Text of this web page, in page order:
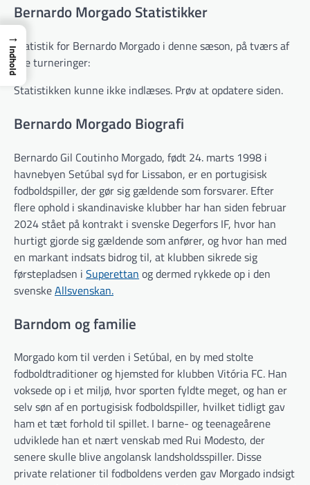
Bernardo Morgado Statistikker
Statistik for Bernardo Morgado i denne sæson, på tværs af
alle turneringer:
Statistikken kunne ikke indlæses. Prøv at opdatere siden.
Bernardo Morgado Biografi
Bernardo Gil Coutinho Morgado, født 24. marts 1998 i
havnebyen Setúbal syd for Lissabon, er en portugisisk
fodboldspiller, der gør sig gældende som forsvarer. Efter
flere ophold i skandinaviske klubber har han siden februar
2024 stået på kontrakt i svenske Degerfors IF, hvor han
hurtigt gjorde sig gældende som anfører, og hvor han med
en markant indsats bidrog til, at klubben sikrede sig
førstepladsen i Superettan og dermed rykkede op i den
svenskeAllsvenskan.
Barndom og familie
Morgado kom til verden i Setúbal, en by med stolte
fodboldtraditioner og hjemsted for klubben Vitória FC. Han
voksede op i et miljø, hvor sporten fyldte meget, og han er
selv søn af en portugisisk fodboldspiller, hvilket tidligt gav
ham et tæt forhold til spillet. I barne- og teenageårene
udviklede han et nært venskab med Rui Modesto, der
senere skulle blive angolansk landsholdsspiller. Disse
private relationer til fodboldens verden gav Morgado indsigt
→
Indhold